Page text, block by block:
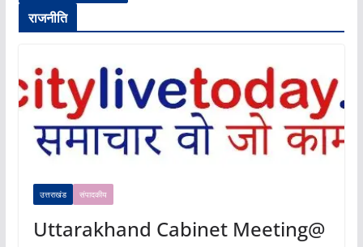
राजनीति
उत्तराखंड संपादकीय
Uttarakhand Cabinet Meeting@